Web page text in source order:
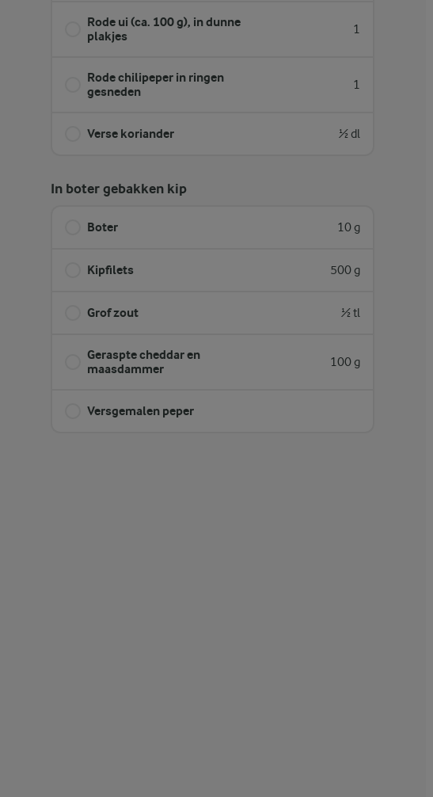
Rode ui (ca. 100 g), in dunne
plakjes
1
Rode chilipeper in ringen
gesneden
1
Verse koriander ½ dl
In boter gebakken kip
Boter 10 g
Kipfilets 500 g
Grof zout ½ tl
Geraspte cheddar en
maasdammer
100 g
Versgemalen peper